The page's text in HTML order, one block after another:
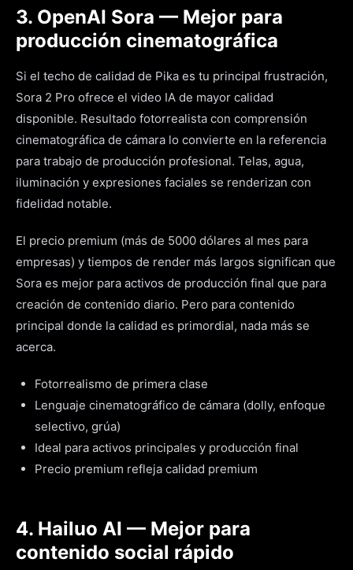
3. OpenAI Sora — Mejor para
producción cinematográfica
Si el techo de calidad de Pika es tu principal frustración,
Sora 2 Pro ofrece el video IA de mayor calidad
disponible. Resultado fotorrealista con comprensión
cinematográfica de cámara lo convierte en la referencia
para trabajo de producción profesional. Telas, agua,
iluminación y expresiones faciales se renderizan con
fidelidad notable.
El precio premium (más de 5000 dólares al mes para
empresas) y tiempos de render más largos significan que
Sora es mejor para activos de producción final que para
creación de contenido diario. Pero para contenido
principal donde la calidad es primordial, nada más se
acerca.
Fotorrealismo de primera clase
Lenguaje cinematográfico de cámara (dolly, enfoque
selectivo, grúa)
Ideal para activos principales y producción final
Precio premium refleja calidad premium
4. Hailuo AI — Mejor para
contenido social rápido